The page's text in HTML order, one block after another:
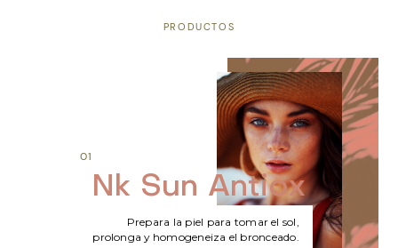
PRODUCTOS
Nk Sun Antiox
01
Prepara la piel para tomar el sol,
prolonga y homogeneiza el bronceado.